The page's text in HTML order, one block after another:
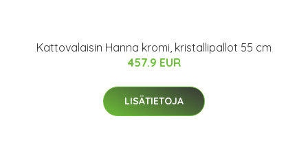
Kattovalaisin Hanna kromi, kristallipallot 55 cm
457.9 EUR
LISÄTIETOJA